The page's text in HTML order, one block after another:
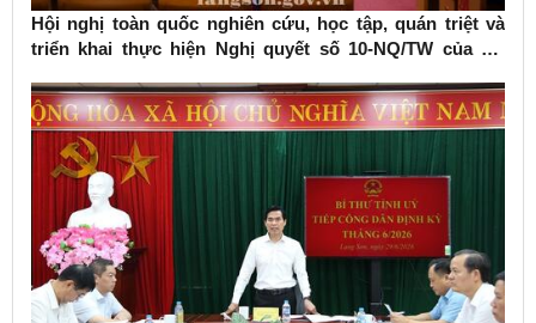
Hội nghị toàn quốc nghiên cứu, học tập, quán triệt và
triển khai thực hiện Nghị quyết số 10-NQ/TW của Bộ